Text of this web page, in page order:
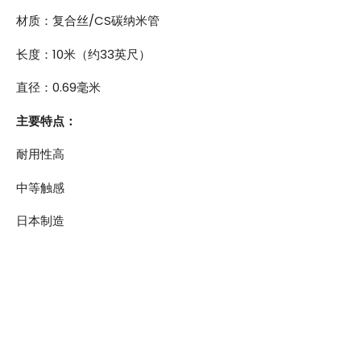
材质：复合丝/CS碳纳米管
长度：10米（约33英尺）
直径：0.69毫米
主要特点：
耐用性高
中等触感
日本制造